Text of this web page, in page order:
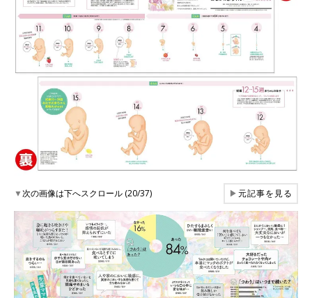
▼次の画像は下へスクロール (20/37) ▶元記事を見る